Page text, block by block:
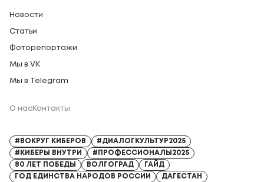
Новости
Статьи
Фоторепортажи
Мы в VK
Мы в Telegram
О насКонтакты
#ВОКРУГ КИБЕРОВ
#ДИАЛОГКУЛЬТУР2025
#КИБЕРЫ ВНУТРИ
#ПРОФЕССИОНАЛЫ2025
80 ЛЕТ ПОБЕДЫ
ВОЛГОГРАД
ГАЙД
ГОД ЕДИНСТВА НАРОДОВ РОССИИ
ДАГЕСТАН